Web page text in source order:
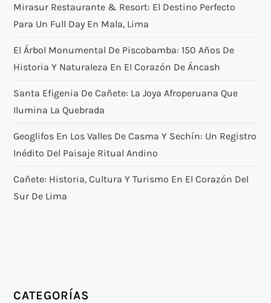
Mirasur Restaurante & Resort: El Destino Perfecto
Para Un Full Day En Mala, Lima
El Árbol Monumental De Piscobamba: 150 Años De
Historia Y Naturaleza En El Corazón De Áncash
Santa Efigenia De Cañete: La Joya Afroperuana Que
Ilumina La Quebrada
Geoglifos En Los Valles De Casma Y Sechín: Un Registro
Inédito Del Paisaje Ritual Andino
Cañete: Historia, Cultura Y Turismo En El Corazón Del
Sur De Lima
CATEGORÍAS